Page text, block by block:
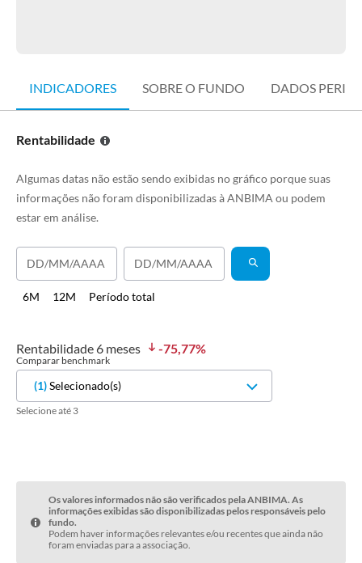
INDICADORES SOBRE O FUNDO DADOS
Rentabilidade
Algumas datas não estão sendo exibidas no gráfico porque suas
informações não foram disponibilizadas à ANBIMA ou podem
estar em análise.
6M 12M Período total
Rentabilidade 6 meses -75,77%
Comparar benchmark
(1)Selecionado(s)
Selecione até 3
Os valores informados não são verificados pela ANBIMA. As
informações exibidas são disponibilizadas pelos responsáveis pelo
fundo.
Podem haver informações relevantes e/ou recentes que ainda não
foram enviadas para a associação.